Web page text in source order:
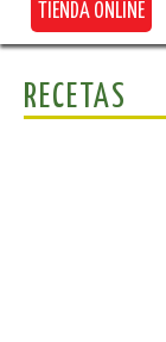
TIENDA ONLINE
RECETAS